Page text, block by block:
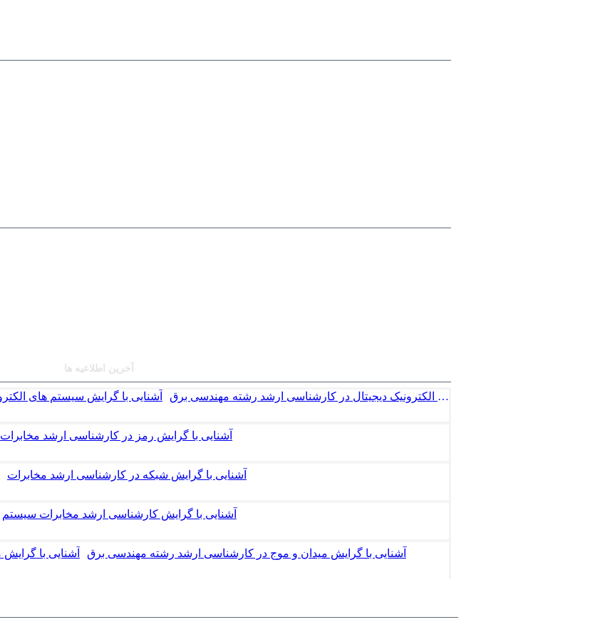
آخرین اطلاعیه ها
آشنایی با گرایش سیستم های الکترونیک دیجیتال در کارشناسی ارشد رشته مهندسی برق
آشنایی با گرایش رمز در کارشناسی ارشد مخابرات
آشنایی با گرایش شبکه در کارشناسی ارشد مخابرات
آشنایی با گرایش کارشناسی ارشد مخابرات سیستم
آشنایی با گرایش میدان و موج در کارشناسی ارشد رشته مهندسی برق